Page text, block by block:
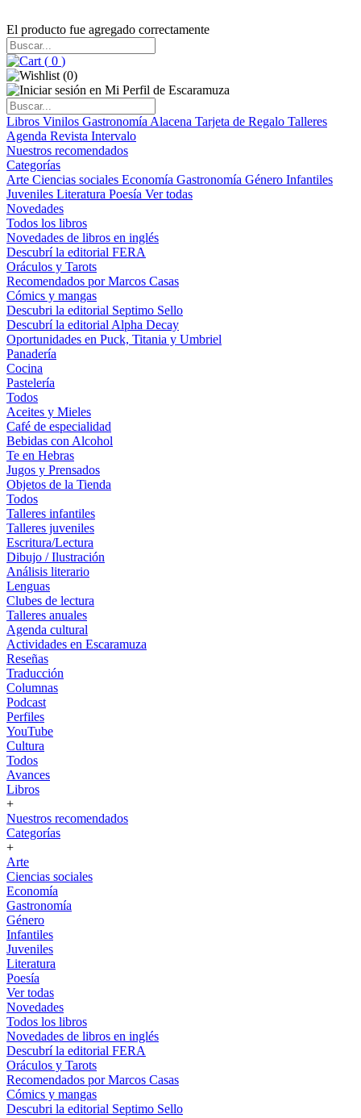
El producto fue agregado correctamente
( 0 )
(0)
Libros Vinilos Gastronomía Alacena Tarjeta de Regalo Talleres
Agenda Revista Intervalo
Nuestros recomendados
Categorías
Arte Ciencias sociales Economía Gastronomía Género Infantiles
Juveniles Literatura Poesía Ver todas
Novedades
Todos los libros
Novedades de libros en inglés
Descubrí la editorial FERA
Oráculos y Tarots
Recomendados por Marcos Casas
Cómics y mangas
Descubri la editorial Septimo Sello
Descubrí la editorial Alpha Decay
Oportunidades en Puck, Titania y Umbriel
Panadería
Cocina
Pastelería
Todos
Aceites y Mieles
Café de especialidad
Bebidas con Alcohol
Te en Hebras
Jugos y Prensados
Objetos de la Tienda
Todos
Talleres infantiles
Talleres juveniles
Escritura/Lectura
Dibujo / Ilustración
Análisis literario
Lenguas
Clubes de lectura
Talleres anuales
Agenda cultural
Actividades en Escaramuza
Reseñas
Traducción
Columnas
Podcast
Perfiles
YouTube
Cultura
Todos
Avances
Libros
+
Nuestros recomendados
Categorías
+
Arte
Ciencias sociales
Economía
Gastronomía
Género
Infantiles
Juveniles
Literatura
Poesía
Ver todas
Novedades
Todos los libros
Novedades de libros en inglés
Descubrí la editorial FERA
Oráculos y Tarots
Recomendados por Marcos Casas
Cómics y mangas
Descubri la editorial Septimo Sello